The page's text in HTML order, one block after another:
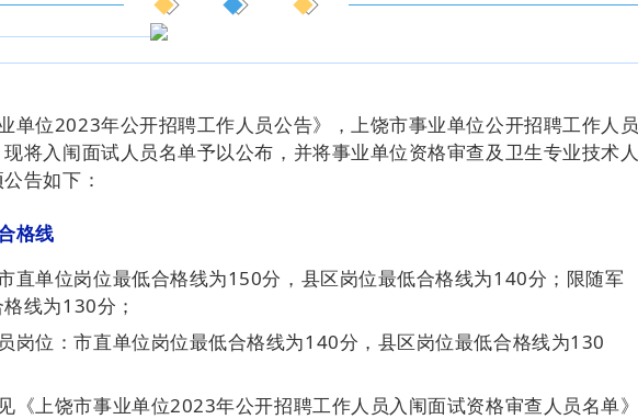
单位2023年公开招聘工作人员公告》，上饶市事业单位公开招聘工作人员
将入闱面试人员名单予以公布，并将事业单位资格审查及卫生专业技术人
告如下：
格线
直单位岗位最低合格线为150分，县区岗位最低合格线为140分；限随军
线为130分；
岗位：市直单位岗位最低合格线为140分，县区岗位最低合格线为130
《上饶市事业单位2023年公开招聘工作人员入闱面试资格审查人员名单》